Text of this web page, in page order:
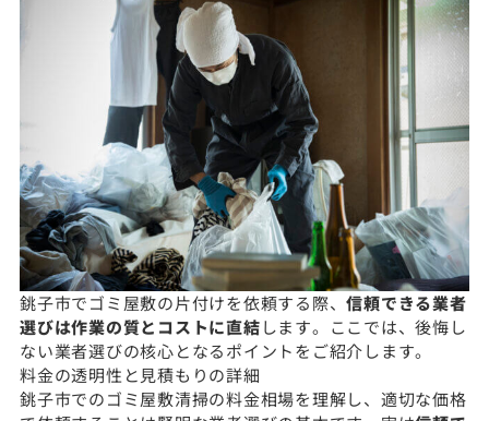
銚子市でゴミ屋敷の片付けを依頼する際、信頼できる業者
選びは作業の質とコストに直結します。ここでは、後悔し
ない業者選びの核心となるポイントをご紹介します。
料金の透明性と見積もりの詳細
銚子市でのゴミ屋敷清掃の料金相場を理解し、適切な価格